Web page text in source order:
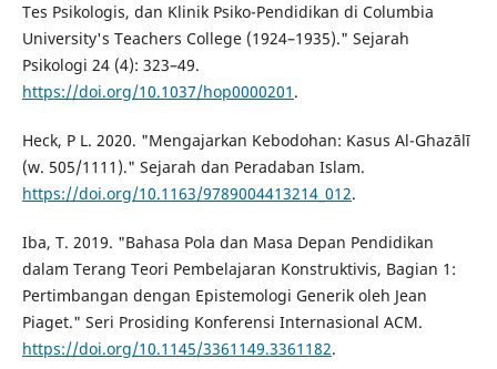
Tes Psikologis, dan Klinik Psiko-Pendidikan di Columbia
University's Teachers College (1924–1935)." Sejarah
Psikologi 24 (4): 323–49.
https://doi.org/10.1037/hop0000201 .
Heck, P L. 2020. "Mengajarkan Kebodohan: Kasus Al-Ghazālī
(w. 505/1111)." Sejarah dan Peradaban Islam.
https://doi.org/10.1163/9789004413214_012.
Iba, T. 2019. "Bahasa Pola dan Masa Depan Pendidikan
dalam Terang Teori Pembelajaran Konstruktivis, Bagian 1:
Pertimbangan dengan Epistemologi Generik oleh Jean
Piaget." Seri Prosiding Konferensi Internasional ACM.
https://doi.org/10.1145/3361149.3361182.